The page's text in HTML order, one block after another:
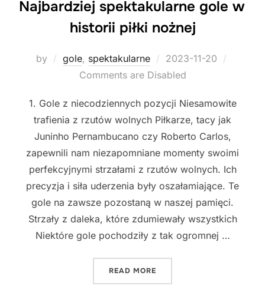
Najbardziej spektakularne gole w
historii piłki nożnej
by gole, spektakularne
Posted
on
2023-11-20
Comments are Disabled
1. Gole z niecodziennych pozycji Niesamowite
trafienia z rzutów wolnych Piłkarze, tacy jak
Juninho Pernambucano czy Roberto Carlos,
zapewnili nam niezapomniane momenty swoimi
perfekcyjnymi strzałami z rzutów wolnych. Ich
precyzja i siła uderzenia były oszałamiające. Te
gole na zawsze pozostaną w naszej pamięci.
Strzały z daleka, które zdumiewały wszystkich
Niektóre gole pochodziły z tak ogromnej …
READ MORE